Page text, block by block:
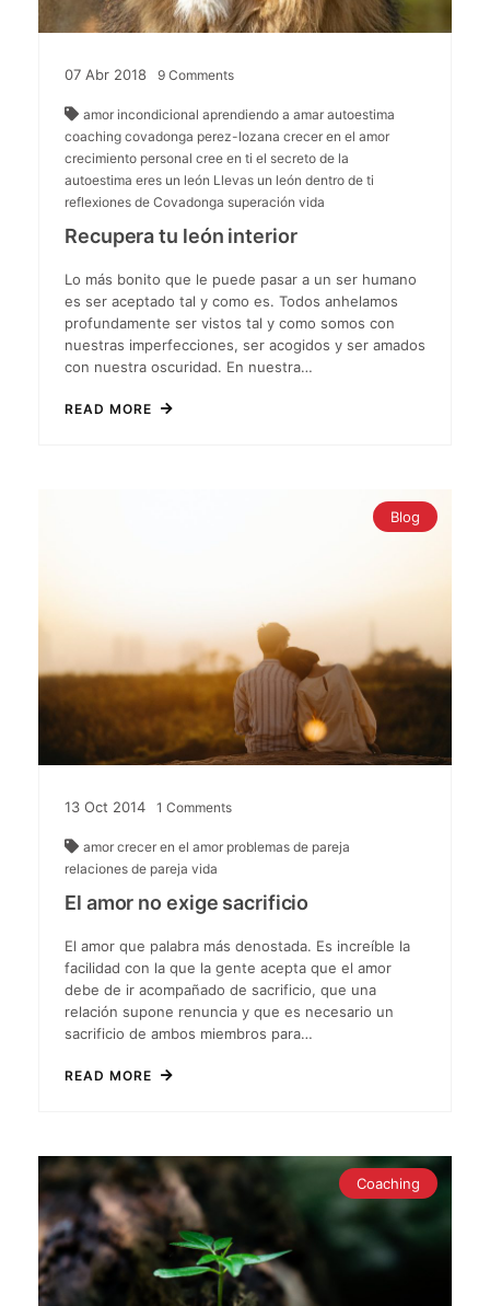
07 Abr 2018 9 Comments
amor incondicional aprendiendo a amar autoestima
coaching covadonga perez-lozana crecer en el amor
crecimiento personal cree en ti el secreto de la
autoestima eres un león Llevas un león dentro de ti
reflexiones de Covadonga superación vida
Recupera tu león interior
Lo más bonito que le puede pasar a un ser humano
es ser aceptado tal y como es. Todos anhelamos
profundamente ser vistos tal y como somos con
nuestras imperfecciones, ser acogidos y ser amados
con nuestra oscuridad. En nuestra…
READ MORE
Blog
13 Oct 2014 1 Comments
amor crecer en el amor problemas de pareja
relaciones de pareja vida
El amor no exige sacrificio
El amor que palabra más denostada. Es increíble la
facilidad con la que la gente acepta que el amor
debe de ir acompañado de sacrificio, que una
relación supone renuncia y que es necesario un
sacrificio de ambos miembros para…
READ MORE
Coaching